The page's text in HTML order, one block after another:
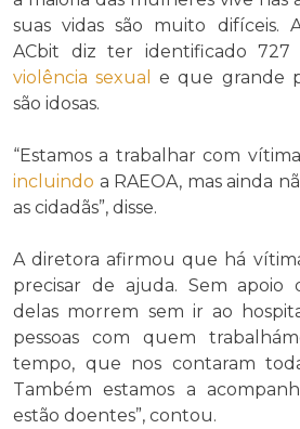
suas vidas são muito difíceis.
ACbit diz ter identificado 727
violência sexual
e que grande
são idosas.
“Estamos a trabalhar com
incluindo a RAEOA, mas ainda
as cidadãs”, disse.
A diretora afirmou que há
precisar de ajuda. Sem apoio
delas morrem sem ir ao
pessoas com quem
tempo, que nos contaram
Também estamos a
estão doentes”, contou.